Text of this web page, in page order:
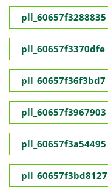
pll_60657f3288835
pll_60657f3370dfe
pll_60657f36f3bd7
pll_60657f3967903
pll_60657f3a54495
pll_60657f3bd8127